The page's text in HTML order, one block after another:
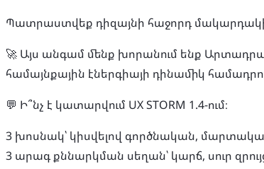
Պատրաստվեք դիզայնի հաջորդ մակարդակին
🚀 Այս անգամ մենք խորանում ենք
համայնքային էներգիայի դինամիկ
💬 Ի՞նչ է կատարվում UX STORM 1.4-ում։
3 խոսնակ՝ կիսվելով գործնական,
3 արագ քննարկման սեղան՝ կարճ, սուր